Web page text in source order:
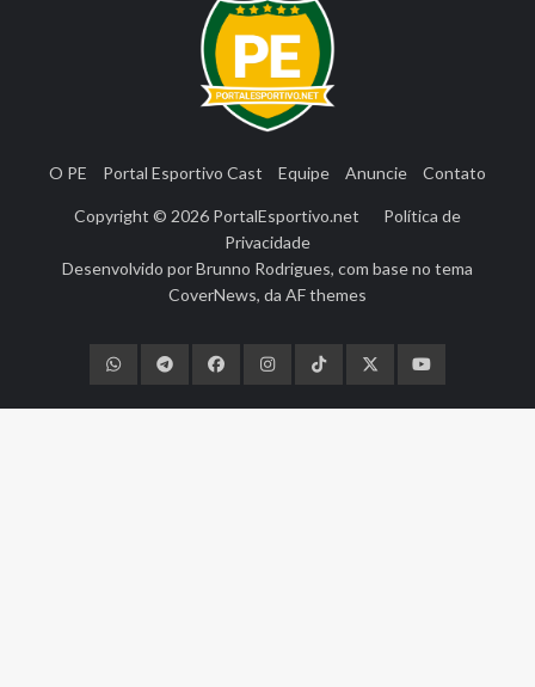
O PE Portal Esportivo Cast Equipe Anuncie Contato
Copyright © 2026 PortalEsportivo.net
Política de
Privacidade
Desenvolvido porBrunno Rodrigues, com base no tema
CoverNews, da AF themes